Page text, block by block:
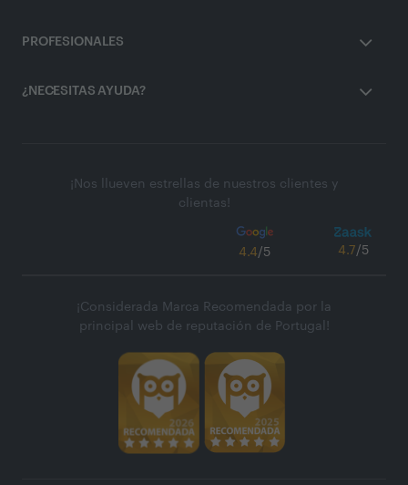
PROFESIONALES
¿NECESITAS AYUDA?
¡Nos llueven estrellas de nuestros clientes y
clientas!
4.4/5 4.7/5
¡Considerada Marca Recomendada por la
principal web de reputación de Portugal!